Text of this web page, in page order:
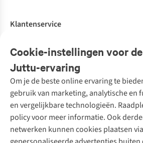
Cookie-instellingen voor
Juttu-ervaring
Om je de beste online ervaring te
gebruik van marketing, analytische en
en vergelijkbare technologieën.
policy voor meer informatie. Ook
netwerken kunnen cookies plaatsen
Klantenservice
Bestellen
Betalen
10% studentenkorting
Klarna - achteraf betalen
Levering
Retourneren
Bestelling herroepen
Onze diensten
Tweedehands - ReJUsed
Kledingatelier
Personal shopping
Textielbox
Events / workshops
Juttu
Over ons
Juttu Friends
Inspiratie
Werken bij Juttu
Merken
Nathalie Vleeschouwer